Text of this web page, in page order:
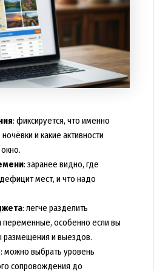
: фиксируется, что именно
и какие активности
: заранее видно, где
мест, и что надо
: легче разделить
переменные, особенно если вы
размещения и выездов.
: можно выбрать уровень
сопровождения до